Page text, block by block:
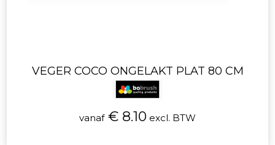
VEGER COCO ONGELAKT PLAT 80 CM
vanaf€ 8.10 excl. BTW